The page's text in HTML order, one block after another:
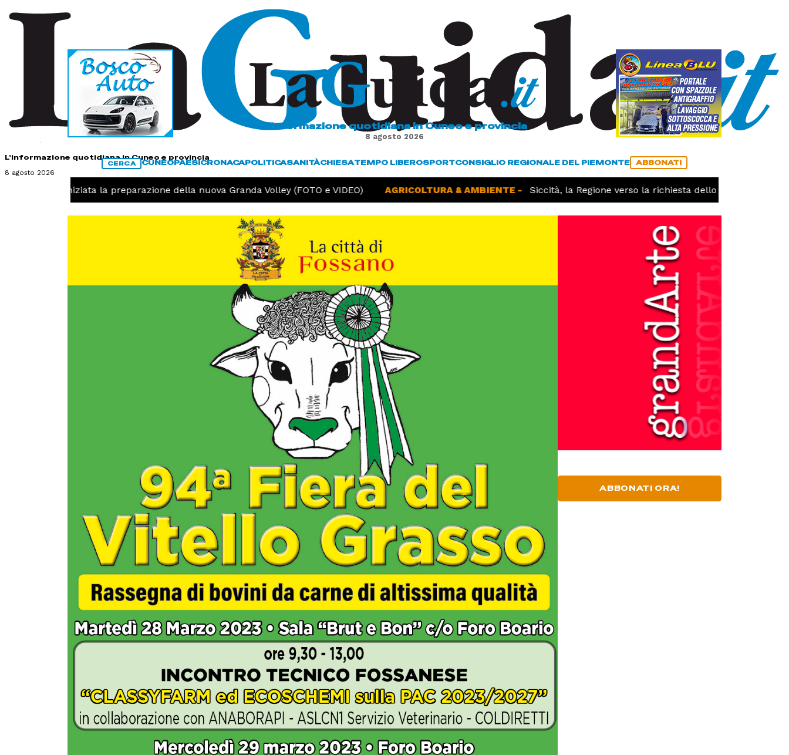
L'informazione quotidiana in Cuneo e provincia
8 agosto 2026
L'informazione quotidiana in Cuneo e provincia
8 agosto 2026
CERCA CUNEOPAESICRONACAPOLITICASANITÀCHIESATEMPO LIBEROSPORTCONSIGLIO REGIONALE DEL PIEMONTE ABBONATI
iniziata la preparazione della nuova Granda Volley (FOTO e VIDEO) AGRICOLTURA & AMBIENTE - Siccità, la Regione verso la richiesta dello stato di calamità
ABBONATI ORA!